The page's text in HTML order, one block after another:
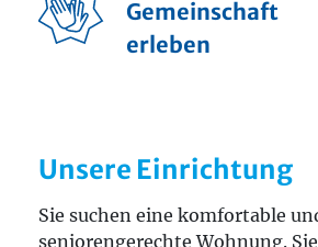
Gemeinschaft
erleben
Unsere Einrichtung
Sie suchen eine komfortable
seniorengerechte Wohnung.